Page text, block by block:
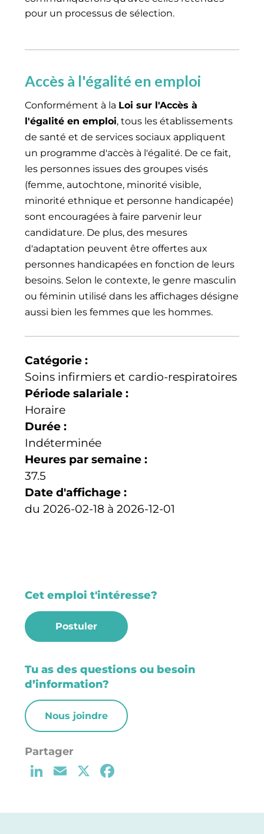
pour un processus de sélection.
Accès à l'égalité en emploi
Conformément à la Loi sur l'Accès à
l'égalité en emploi, tous les établissements
de santé et de services sociaux appliquent
un programme d'accès à l'égalité. De ce fait,
les personnes issues des groupes visés
(femme, autochtone, minorité visible,
minorité ethnique et personne handicapée)
sont encouragées à faire parvenir leur
candidature. De plus, des mesures
d'adaptation peuvent être offertes aux
personnes handicapées en fonction de leurs
besoins. Selon le contexte, le genre masculin
ou féminin utilisé dans les affichages désigne
aussi bien les femmes que les hommes.
Catégorie :
Soins infirmiers et cardio-respiratoires
Période salariale :
Horaire
Durée :
Indéterminée
Heures par semaine :
37.5
Date d'affichage :
du 2026-02-18 à 2026-12-01
Cet emploi t'intéresse?
Postuler
Tu as des questions ou besoin
d’information?
Nous joindre
Li
k
E
ai
X
c